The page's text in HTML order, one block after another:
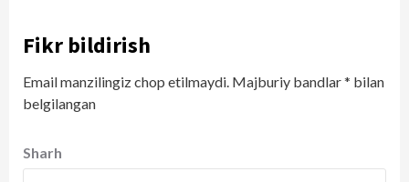
Fikr bildirish
Email manzilingiz chop etilmaydi. Majburiy bandlar* bilan
belgilangan
Sharh